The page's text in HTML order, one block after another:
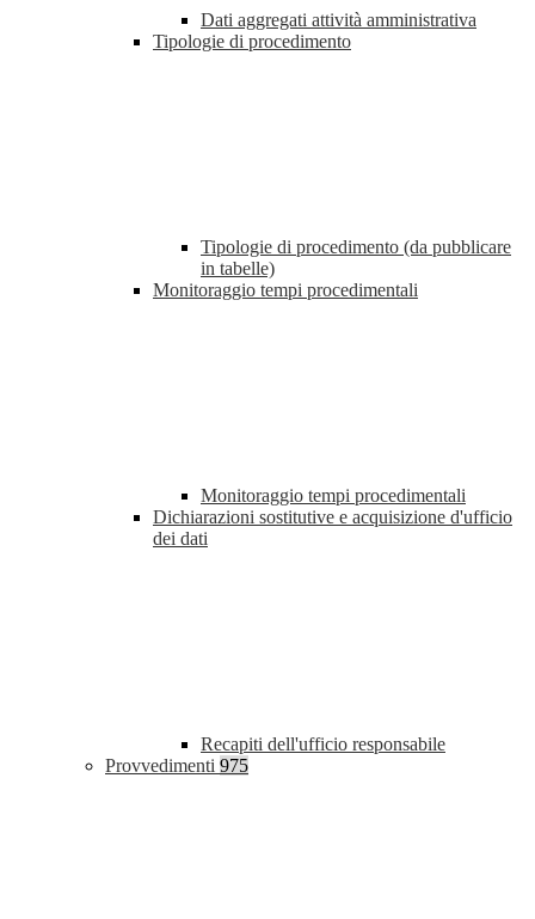
Dati aggregati attività amministrativa
Tipologie di procedimento
Tipologie di procedimento (da pubblicare
in tabelle)
Monitoraggio tempi procedimentali
Monitoraggio tempi procedimentali
Dichiarazioni sostitutive e acquisizione d'ufficio
dei dati
Recapiti dell'ufficio responsabile
Provvedimenti 975